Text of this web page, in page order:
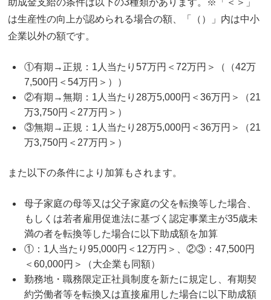
は生産性の向上が認められる場合の額、「（）」内は中小
企業以外の額です。
①有期→正規：1人当たり57万円＜72万円＞（（42万
7,500円＜54万円＞））
②有期→無期：1人当たり28万5,000円＜36万円＞（21
万3,750円＜27万円＞）
③無期→正規：1人当たり28万5,000円＜36万円＞（21
万3,750円＜27万円＞）
また以下の条件により加算もされます。
母子家庭の母等又は父子家庭の父を転換等した場合、
もしくは若者雇用促進法に基づく認定事業主が35歳未
満の者を転換等した場合に以下助成額を加算
①：1人当たり95,000円＜12万円＞、②③：47,500円
＜60,000円＞（大企業も同額）
勤務地・職務限定正社員制度を新たに規定し、有期契
約労働者等を転換又は直接雇用した場合に以下助成額